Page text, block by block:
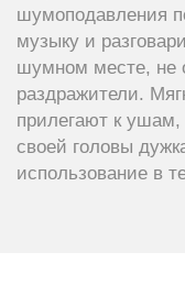
шумоподавления
музыку и
шумном месте, не
раздражители.
прилегают к
своей головы
использование в